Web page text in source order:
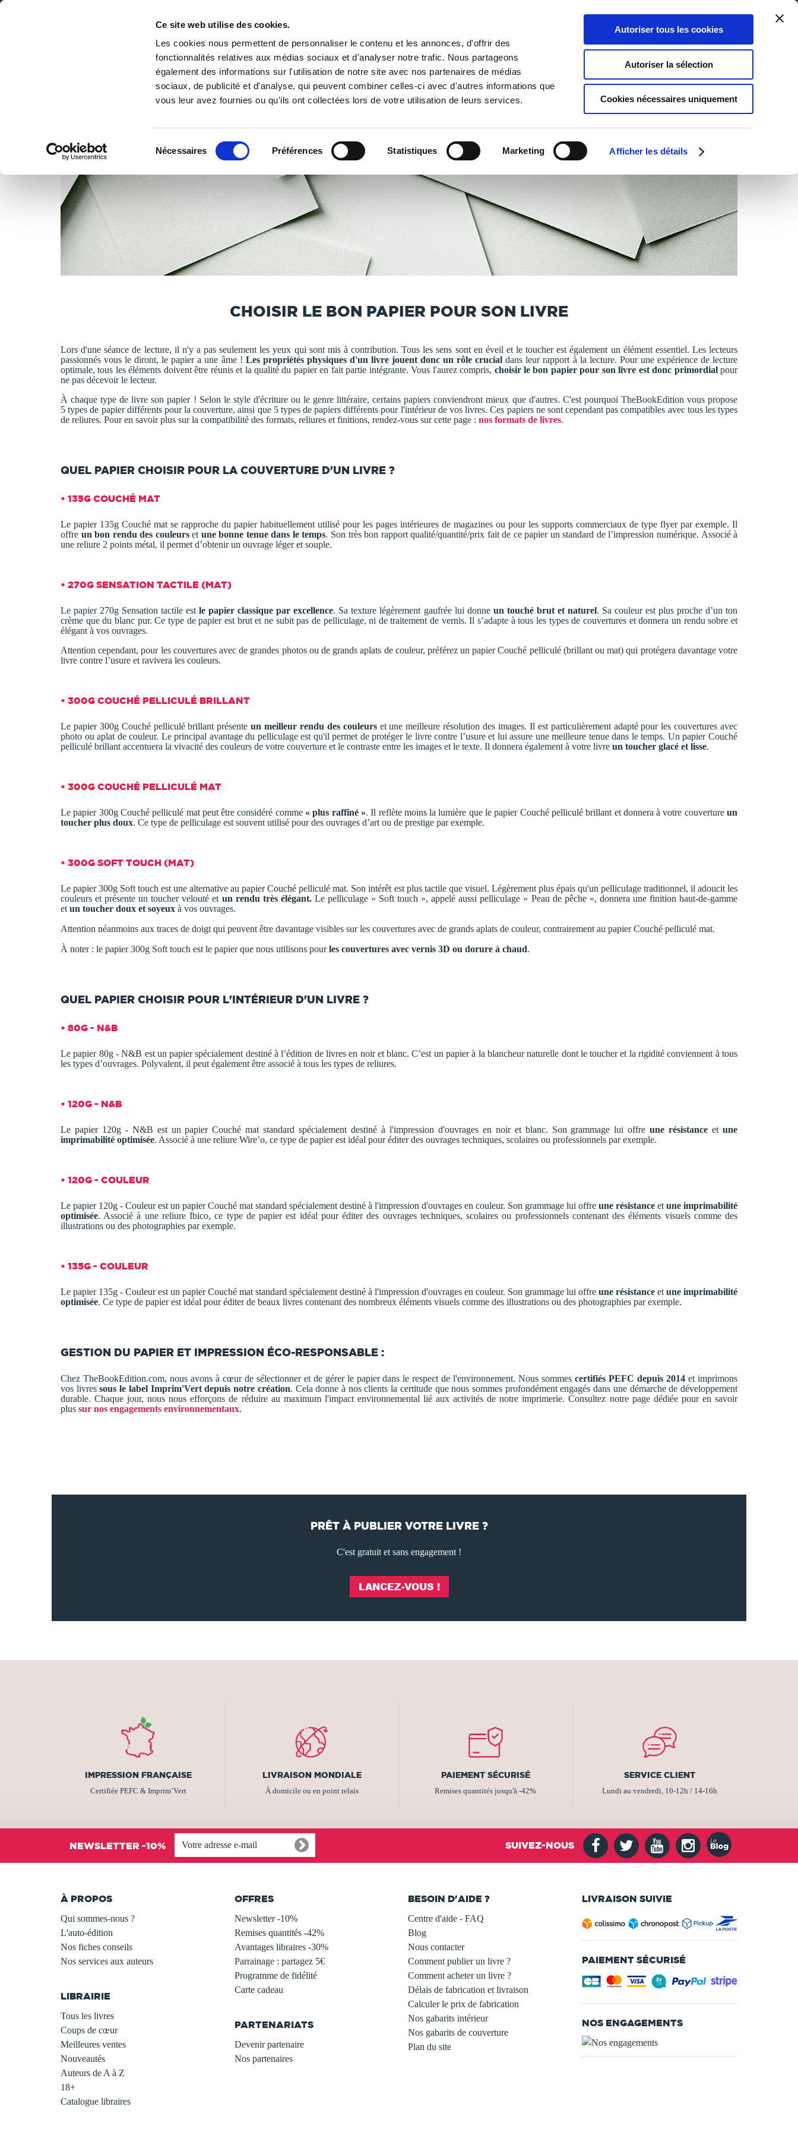
Ce site web utilise des cookies.
Les cookies nous permettent de personnaliser le contenu et les annonces, d'offrir des
fonctionnalités relatives aux médias sociaux et d'analyser notre trafic. Nous partageons
également des informations sur l'utilisation de notre site avec nos partenaires de médias
sociaux, de publicité et d'analyse, qui peuvent combiner celles-ci avec d'autres informations que
vous leur avez fournies ou qu'ils ont collectées lors de votre utilisation de leurs services.
Nécessaires Préférences Statistiques Marketing Afficher les détails
Autoriser tous les cookies
Autoriser la sélection
Cookies nécessaires uniquement
DE LA PAGE BLANCHE... AU BEST SELLER
0
Panier
0
Ma liste
Connexion
PUBLIER UN LIVRE LIBRAIRIE
Choisir le bon papier
CHOISIR LE BON PAPIER POUR SON LIVRE
Lors d'une séance de lecture, il n'y a pas seulement les yeux qui sont mis à contribution. Tous les sens sont en éveil et le toucher est également un élément essentiel. Les lecteurs
passionnés vous le diront, le papier a une âme ! Les propriétés physiques d'un livre jouent donc un rôle crucial dans leur rapport à la lecture. Pour une expérience de lecture
optimale, tous les éléments doivent être réunis et la qualité du papier en fait partie intégrante. Vous l'aurez compris, choisir le bon papier pour son livre est donc primordialpour
ne pas décevoir le lecteur.
À chaque type de livre son papier ! Selon le style d'écriture ou le genre littéraire, certains papiers conviendront mieux que d'autres. C'est pourquoi TheBookEdition vous propose
5 types de papier différents pour la couverture, ainsi que 5 types de papiers différents pour l'intérieur de vos livres. Ces papiers ne sont cependant pas compatibles avec tous les types
de reliures. Pour en savoir plus sur la compatibilité des formats, reliures et finitions, rendez-vous sur cette page : nos formats de livres.
QUEL PAPIER CHOISIR POUR LA COUVERTURE D'UN LIVRE ?
• 135G COUCHÉ MAT
Le papier 135g Couché mat se rapproche du papier habituellement utilisé pour les pages intérieures de magazines ou pour les supports commerciaux de type flyer par exemple. Il
offre un bon rendu des couleurset une bonne tenue dans le temps. Son très bon rapport qualité/quantité/prix fait de ce papier un standard de l’impression numérique. Associé à
une reliure 2 points métal, il permet d’obtenir un ouvrage léger et souple.
• 270G SENSATION TACTILE (MAT)
Le papier 270g Sensation tactile estle papier classique par excellence. Sa texture légèrement gaufrée lui donne un touché brut et naturel. Sa couleur est plus proche d’un ton
crème que du blanc pur. Ce type de papier est brut et ne subit pas de pelliculage, ni de traitement de vernis. Il s’adapte à tous les types de couvertures et donnera un rendu sobre et
élégant à vos ouvrages.
Attention cependant, pour les couvertures avec de grandes photos ou de grands aplats de couleur, préférez un papier Couché pelliculé (brillant ou mat) qui protégera davantage votre
livre contre l’usure et ravivera les couleurs.
• 300G COUCHÉ PELLICULÉ BRILLANT
Le papier 300g Couché pelliculé brillant présenteun meilleur rendu des couleurset une meilleure résolution des images. Il est particulièrement adapté pour les couvertures avec
photo ou aplat de couleur. Le principal avantage du pelliculage est qu'il permet de protéger le livre contre l’usure et lui assure une meilleure tenue dans le temps. Un papier Couché
pelliculé brillant accentuera la vivacité des couleurs de votre couverture et le contraste entre les images et le texte. Il donnera également à votre livre un toucher glacé et lisse.
• 300G COUCHÉ PELLICULÉ MAT
Le papier 300g Couché pelliculé mat peut être considéré comme « plus raffiné ». Il reflète moins la lumière que le papier Couché pelliculé brillant et donnera à votre couvertureun
toucher plus doux. Ce type de pelliculage est souvent utilisé pour des ouvrages d’art ou de prestige par exemple.
• 300G SOFT TOUCH (MAT)
Le papier 300g Soft touch est une alternative au papier Couché pelliculé mat. Son intérêt est plus tactile que visuel. Légèrement plus épais qu'un pelliculage traditionnel, il adoucit les
couleurs et présente un toucher velouté et un rendu très élégant. Le pelliculage « Soft touch », appelé aussi pelliculage « Peau de pêche », donnera une finition haut-de-gamme
et un toucher doux et soyeux à vos ouvrages.
Attention néanmoins aux traces de doigt qui peuvent être davantage visibles sur les couvertures avec de grands aplats de couleur, contrairement au papier Couché pelliculé mat.
À noter : le papier 300g Soft touch est le papier que nous utilisons pourles couvertures avec vernis 3D ou dorure à chaud.
QUEL PAPIER CHOISIR POUR L'INTÉRIEUR D'UN LIVRE ?
• 80G - N&B
Le papier 80g - N&B est un papier spécialement destiné à l’édition de livres en noir et blanc. C’est un papier à la blancheur naturelle dont le toucher et la rigidité conviennent à tous
les types d’ouvrages. Polyvalent, il peut également être associé à tous les types de reliures.
• 120G - N&B
Le papier 120g - N&B est un papier Couché mat standard spécialement destiné à l'impression d'ouvrages en noir et blanc. Son grammage lui offreune résistance etune
imprimabilité optimisée. Associé à une reliure Wire’o, ce type de papier est idéal pour éditer des ouvrages techniques, scolaires ou professionnels par exemple.
• 120G - COULEUR
Le papier 120g - Couleur est un papier Couché mat standard spécialement destiné à l'impression d'ouvrages en couleur. Son grammage lui offre une résistance et une imprimabilité
optimisée. Associé à une reliure Ibico, ce type de papier est idéal pour éditer des ouvrages techniques, scolaires ou professionnels contenant des éléments visuels comme des
illustrations ou des photographies par exemple.
• 135G - COULEUR
Le papier 135g - Couleur est un papier Couché mat standard spécialement destiné à l'impression d'ouvrages en couleur. Son grammage lui offre une résistance et une imprimabilité
optimisée. Ce type de papier est idéal pour éditer de beaux livres contenant des nombreux éléments visuels comme des illustrations ou des photographies par exemple.
GESTION DU PAPIER ET IMPRESSION ÉCO-RESPONSABLE :
Chez TheBookEdition.com, nous avons à cœur de sélectionner et de gérer le papier dans le respect de l'environnement. Nous sommescertifiés PEFC depuis 2014 et imprimons
vos livressous le label Imprim'Vert depuis notre création. Cela donne à nos clients la certitude que nous sommes profondément engagés dans une démarche de développement
durable. Chaque jour, nous nous efforçons de réduire au maximum l'impact environnemental lié aux activités de notre imprimerie. Consultez notre page dédiée pour en savoir
plus sur nos engagements environnementaux.
PRÊT À PUBLIER VOTRE LIVRE ?
C'est gratuit et sans engagement !
LANCEZ-VOUS !
IMPRESSION FRANÇAISE
Certifiée PEFC & Imprim’Vert
LIVRAISON MONDIALE
À domicile ou en point relais
PAIEMENT SÉCURISÉ
Remises quantités jusqu'à -42%
SERVICE CLIENT
Lundi au vendredi, 10-12h / 14-16h
NEWSLETTER -10% SUIVEZ-NOUS
À PROPOS
Qui sommes-nous ?
L'auto-édition
Nos fiches conseils
Nos services aux auteurs
LIBRAIRIE
Tous les livres
Coups de cœur
Meilleures ventes
Nouveautés
Auteurs de A à Z
18+
Catalogue libraires
OFFRES
Newsletter -10%
Remises quantités -42%
Avantages libraires -30%
Parrainage : partagez 5€
Programme de fidélité
Carte cadeau
PARTENARIATS
Devenir partenaire
Nos partenaires
BESOIN D'AIDE ?
Centre d'aide - FAQ
Blog
Nous contacter
Comment publier un livre ?
Comment acheter un livre ?
Délais de fabrication et livraison
Calculer le prix de fabrication
Nos gabarits intérieur
Nos gabarits de couverture
Plan du site
LIVRAISON SUIVIE
PAIEMENT SÉCURISÉ
NOS ENGAGEMENTS